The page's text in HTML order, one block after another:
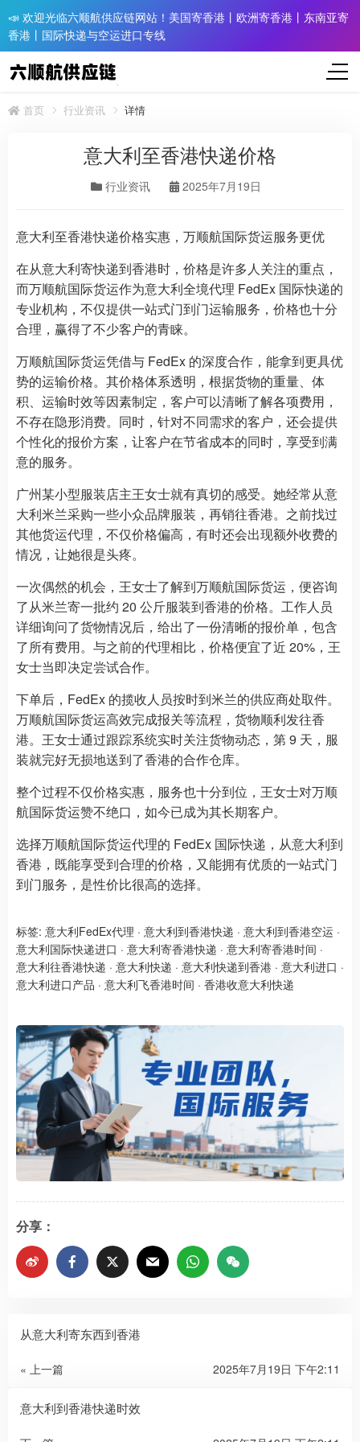
📣 欢迎光临六顺航供应链网站！美国寄香港丨欧洲寄香港丨东南亚寄
香港丨国际快递与空运进口专线
首页 行业资讯 详情
意大利至香港快递价格
行业资讯 2025年7月19日
意大利至香港快递价格实惠，万顺航国际货运服务更优
在从意大利寄快递到香港时，价格是许多人关注的重点，
而万顺航国际货运作为意大利全境代理 FedEx 国际快递的
专业机构，不仅提供一站式门到门运输服务，价格也十分
合理，赢得了不少客户的青睐。
万顺航国际货运凭借与 FedEx 的深度合作，能拿到更具优
势的运输价格。其价格体系透明，根据货物的重量、体
积、运输时效等因素制定，客户可以清晰了解各项费用，
不存在隐形消费。同时，针对不同需求的客户，还会提供
个性化的报价方案，让客户在节省成本的同时，享受到满
意的服务。
广州某小型服装店主王女士就有真切的感受。她经常从意
大利米兰采购一些小众品牌服装，再销往香港。之前找过
其他货运代理，不仅价格偏高，有时还会出现额外收费的
情况，让她很是头疼。
一次偶然的机会，王女士了解到万顺航国际货运，便咨询
了从米兰寄一批约 20 公斤服装到香港的价格。工作人员
详细询问了货物情况后，给出了一份清晰的报价单，包含
了所有费用。与之前的代理相比，价格便宜了近 20%，王
女士当即决定尝试合作。
下单后，FedEx 的揽收人员按时到米兰的供应商处取件。
万顺航国际货运高效完成报关等流程，货物顺利发往香
港。王女士通过跟踪系统实时关注货物动态，第 9 天，服
装就完好无损地送到了香港的合作仓库。
整个过程不仅价格实惠，服务也十分到位，王女士对万顺
航国际货运赞不绝口，如今已成为其长期客户。
选择万顺航国际货运代理的 FedEx 国际快递，从意大利到
香港，既能享受到合理的价格，又能拥有优质的一站式门
到门服务，是性价比很高的选择。
标签: 意大利FedEx代理 · 意大利到香港快递 · 意大利到香港空运 ·
意大利国际快递进口 · 意大利寄香港快递 · 意大利寄香港时间 ·
意大利往香港快递 · 意大利快递 · 意大利快递到香港 · 意大利进口 ·
意大利进口产品 · 意大利飞香港时间 · 香港收意大利快递
分享：
从意大利寄东西到香港
« 上一篇 2025年7月19日 下午2:11
意大利到香港快递时效